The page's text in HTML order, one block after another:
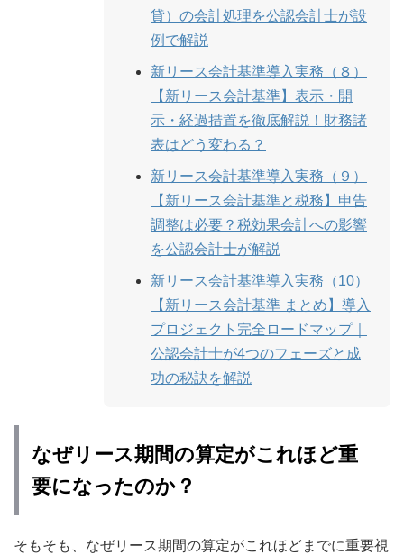
貸）の会計処理を公認会計士が設
例で解説
新リース会計基準導入実務（８）
【新リース会計基準】表示・開
示・経過措置を徹底解説！財務諸
表はどう変わる？
新リース会計基準導入実務（９）
【新リース会計基準と税務】申告
調整は必要？税効果会計への影響
を公認会計士が解説
新リース会計基準導入実務（10）
【新リース会計基準 まとめ】導入
プロジェクト完全ロードマップ｜
公認会計士が4つのフェーズと成
功の秘訣を解説
なぜリース期間の算定がこれほど重
要になったのか？
そもそも、なぜリース期間の算定がこれほどまでに重要視